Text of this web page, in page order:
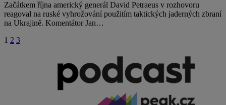
Začátkem října americký generál David Petraeus v rozhovoru
reagoval na ruské vyhrožování použitím taktických jaderných zbraní
na Ukrajině. Komentátor Jan…
1 2 3